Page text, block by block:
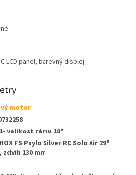
LCD panel, barevný displej
motor
velikost rámu 18"
FS Psylo Silver RC Solo Air 29"
zdvih 130 mm